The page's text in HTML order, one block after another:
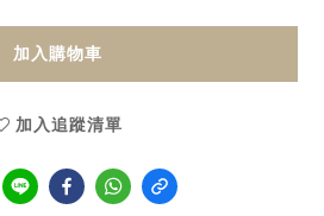
加入購物車
加入追蹤清單